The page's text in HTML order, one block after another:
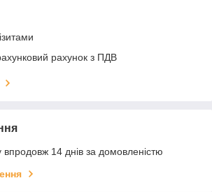
рахунок з ПДВ
14 днів за домовленістю